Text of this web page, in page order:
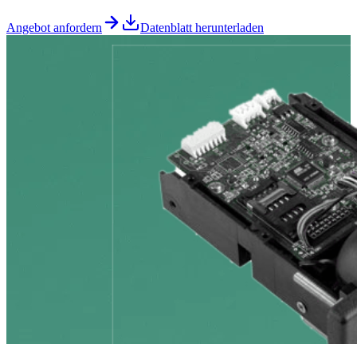
Angebot anfordern Datenblatt herunterladen